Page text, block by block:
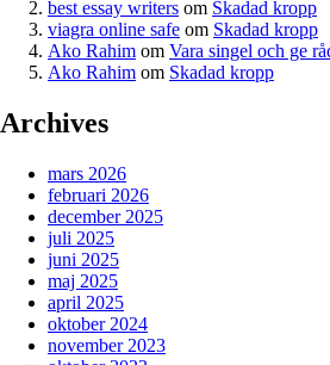
best essay writers om Skadad kropp
viagra online safe om Skadad kropp
Ako Rahim om Vara singel och ge
Ako Rahim om Skadad kropp
Archives
mars 2026
februari 2026
december 2025
juli 2025
juni 2025
maj 2025
april 2025
oktober 2024
november 2023